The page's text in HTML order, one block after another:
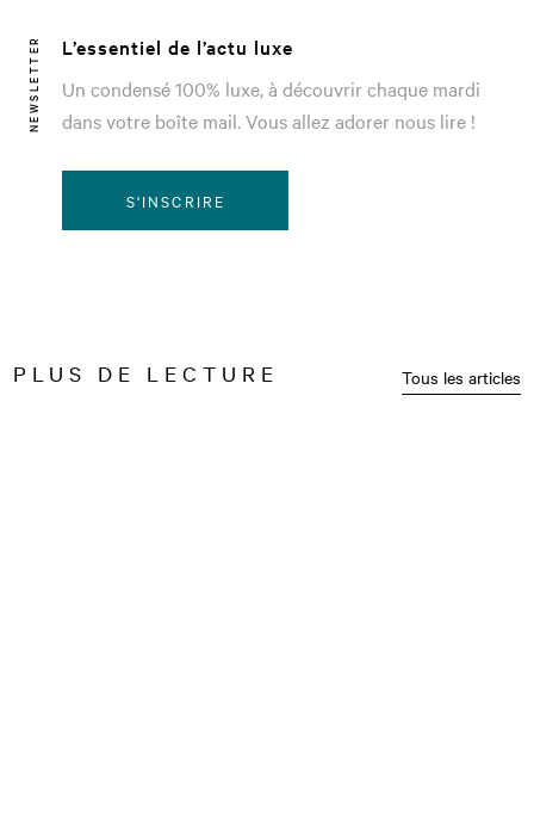
NEWSLETTER
L’essentiel de l’actu luxe
Un condensé 100% luxe, à découvrir chaque mardi
dans votre boîte mail. Vous allez adorer nous lire !
S'INSCRIRE
PLUS DE LECTURE Tous les articles